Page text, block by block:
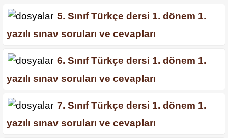
5. Sınıf Türkçe dersi 1. dönem 1.
yazılı sınav soruları ve cevapları
6. Sınıf Türkçe dersi 1. dönem 1.
yazılı sınav soruları ve cevapları
7. Sınıf Türkçe dersi 1. dönem 1.
yazılı sınav soruları ve cevapları